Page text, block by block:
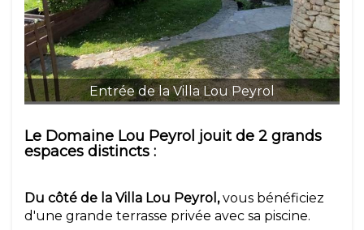
Entrée de la Villa Lou Peyrol
Le Domaine Lou Peyrol jouit de 2 grands
espaces distincts :
Du côté de la Villa Lou Peyrol,vous bénéficiez
d'une grande terrasse privée avec sa piscine.